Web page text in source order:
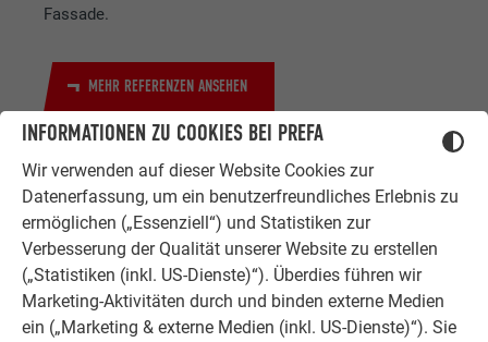
INFORMATIONEN ZU COOKIES BEI PREFA
Wir verwenden auf dieser Website Cookies zur
Datenerfassung, um ein benutzerfreundliches Erlebnis zu
ermöglichen („Essenziell“) und Statistiken zur
Verbesserung der Qualität unserer Website zu erstellen
(„Statistiken (inkl. US-Dienste)“). Überdies führen wir
Marketing-Aktivitäten durch und binden externe Medien
ein („Marketing & externe Medien (inkl. US-Dienste)“). Sie
Fassade.
MEHR REFERENZEN ANSEHEN
ERFAHRUNGSBERICHTE
ZUFRIEDENE KUNDEN